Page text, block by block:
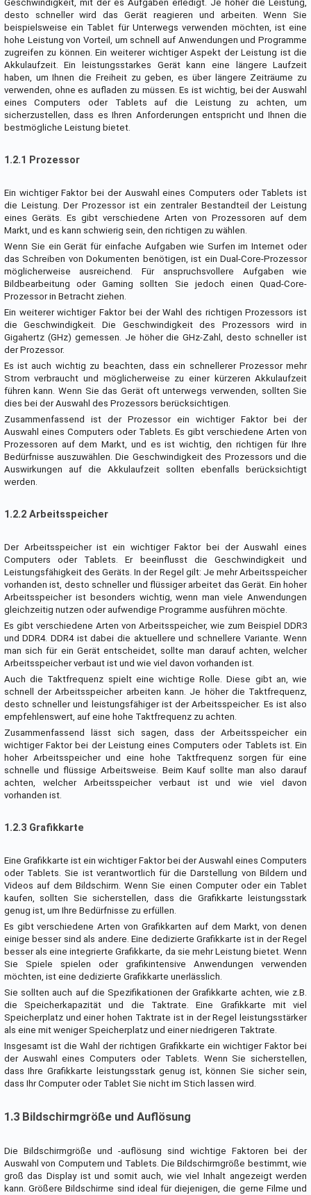
Geschwindigkeit, mit der es Aufgaben erledigt. Je höher die Leistung,
desto schneller wird das Gerät reagieren und arbeiten. Wenn Sie
beispielsweise ein Tablet für Unterwegs verwenden möchten, ist eine
hohe Leistung von Vorteil, um schnell auf Anwendungen und Programme
zugreifen zu können. Ein weiterer wichtiger Aspekt der Leistung ist die
Akkulaufzeit. Ein leistungsstarkes Gerät kann eine längere Laufzeit
haben, um Ihnen die Freiheit zu geben, es über längere Zeiträume zu
verwenden, ohne es aufladen zu müssen. Es ist wichtig, bei der Auswahl
eines Computers oder Tablets auf die Leistung zu achten, um
sicherzustellen, dass es Ihren Anforderungen entspricht und Ihnen die
bestmögliche Leistung bietet.
1.2.1 Prozessor
Ein wichtiger Faktor bei der Auswahl eines Computers oder Tablets ist
die Leistung. Der Prozessor ist ein zentraler Bestandteil der Leistung
eines Geräts. Es gibt verschiedene Arten von Prozessoren auf dem
Markt, und es kann schwierig sein, den richtigen zu wählen.
Wenn Sie ein Gerät für einfache Aufgaben wie Surfen im Internet oder
das Schreiben von Dokumenten benötigen, ist ein Dual-Core-Prozessor
möglicherweise ausreichend. Für anspruchsvollere Aufgaben wie
Bildbearbeitung oder Gaming sollten Sie jedoch einen Quad-Core-
Prozessor in Betracht ziehen.
Ein weiterer wichtiger Faktor bei der Wahl des richtigen Prozessors ist
die Geschwindigkeit. Die Geschwindigkeit des Prozessors wird in
Gigahertz (GHz) gemessen. Je höher die GHz-Zahl, desto schneller ist
der Prozessor.
Es ist auch wichtig zu beachten, dass ein schnellerer Prozessor mehr
Strom verbraucht und möglicherweise zu einer kürzeren Akkulaufzeit
führen kann. Wenn Sie das Gerät oft unterwegs verwenden, sollten Sie
dies bei der Auswahl des Prozessors berücksichtigen.
Zusammenfassend ist der Prozessor ein wichtiger Faktor bei der
Auswahl eines Computers oder Tablets. Es gibt verschiedene Arten von
Prozessoren auf dem Markt, und es ist wichtig, den richtigen für Ihre
Bedürfnisse auszuwählen. Die Geschwindigkeit des Prozessors und die
Auswirkungen auf die Akkulaufzeit sollten ebenfalls berücksichtigt
werden.
1.2.2 Arbeitsspeicher
Der Arbeitsspeicher ist ein wichtiger Faktor bei der Auswahl eines
Computers oder Tablets. Er beeinflusst die Geschwindigkeit und
Leistungsfähigkeit des Geräts. In der Regel gilt: Je mehr Arbeitsspeicher
vorhanden ist, desto schneller und flüssiger arbeitet das Gerät. Ein hoher
Arbeitsspeicher ist besonders wichtig, wenn man viele Anwendungen
gleichzeitig nutzen oder aufwendige Programme ausführen möchte.
Es gibt verschiedene Arten von Arbeitsspeicher, wie zum Beispiel DDR3
und DDR4. DDR4 ist dabei die aktuellere und schnellere Variante. Wenn
man sich für ein Gerät entscheidet, sollte man darauf achten, welcher
Arbeitsspeicher verbaut ist und wie viel davon vorhanden ist.
Auch die Taktfrequenz spielt eine wichtige Rolle. Diese gibt an, wie
schnell der Arbeitsspeicher arbeiten kann. Je höher die Taktfrequenz,
desto schneller und leistungsfähiger ist der Arbeitsspeicher. Es ist also
empfehlenswert, auf eine hohe Taktfrequenz zu achten.
Zusammenfassend lässt sich sagen, dass der Arbeitsspeicher ein
wichtiger Faktor bei der Leistung eines Computers oder Tablets ist. Ein
hoher Arbeitsspeicher und eine hohe Taktfrequenz sorgen für eine
schnelle und flüssige Arbeitsweise. Beim Kauf sollte man also darauf
achten, welcher Arbeitsspeicher verbaut ist und wie viel davon
vorhanden ist.
1.2.3 Grafikkarte
Eine Grafikkarte ist ein wichtiger Faktor bei der Auswahl eines Computers
oder Tablets. Sie ist verantwortlich für die Darstellung von Bildern und
Videos auf dem Bildschirm. Wenn Sie einen Computer oder ein Tablet
kaufen, sollten Sie sicherstellen, dass die Grafikkarte leistungsstark
genug ist, um Ihre Bedürfnisse zu erfüllen.
Es gibt verschiedene Arten von Grafikkarten auf dem Markt, von denen
einige besser sind als andere. Eine dedizierte Grafikkarte ist in der Regel
besser als eine integrierte Grafikkarte, da sie mehr Leistung bietet. Wenn
Sie Spiele spielen oder grafikintensive Anwendungen verwenden
möchten, ist eine dedizierte Grafikkarte unerlässlich.
Sie sollten auch auf die Spezifikationen der Grafikkarte achten, wie z.B.
die Speicherkapazität und die Taktrate. Eine Grafikkarte mit viel
Speicherplatz und einer hohen Taktrate ist in der Regel leistungsstärker
als eine mit weniger Speicherplatz und einer niedrigeren Taktrate.
Insgesamt ist die Wahl der richtigen Grafikkarte ein wichtiger Faktor bei
der Auswahl eines Computers oder Tablets. Wenn Sie sicherstellen,
dass Ihre Grafikkarte leistungsstark genug ist, können Sie sicher sein,
dass Ihr Computer oder Tablet Sie nicht im Stich lassen wird.
1.3 Bildschirmgröße und Auflösung
Die Bildschirmgröße und -auflösung sind wichtige Faktoren bei der
Auswahl von Computern und Tablets. Die Bildschirmgröße bestimmt, wie
groß das Display ist und somit auch, wie viel Inhalt angezeigt werden
kann. Größere Bildschirme sind ideal für diejenigen, die gerne Filme und